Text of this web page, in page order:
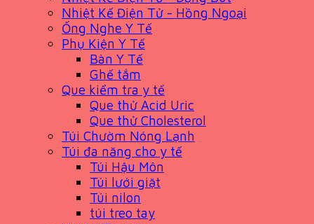
Nhiệt Kế Điện Tử - Hồng Ngoại
Ống Nghe Y Tế
Phụ Kiện Y Tế
Bàn Y Tế
Ghế tắm
Que kiểm tra y tế
Que thử Acid Uric
Que thử Cholesterol
Túi Chườm Nóng Lạnh
Túi đa năng cho y tế
Túi Hậu Môn
Túi lưới giặt
Túi nilon
túi treo tay